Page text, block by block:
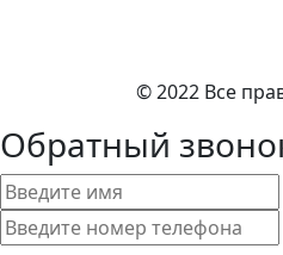
© 2022 Все
Обратный